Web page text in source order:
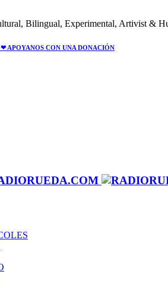
Bilingual, Experimental, Artivist &
❤ APOYANOS CON UNA DONACIÓN